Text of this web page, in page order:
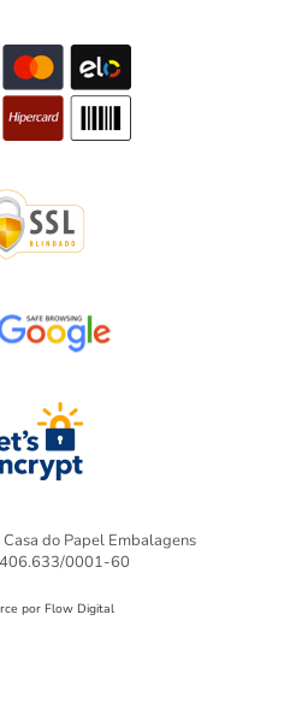
do Papel Embalagens
0001-60
por Flow Digital